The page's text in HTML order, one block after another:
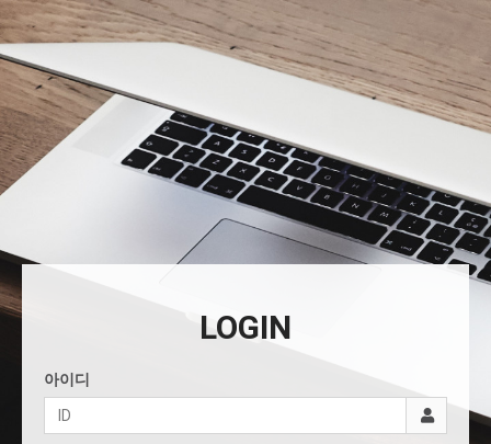
LOGIN
아이디